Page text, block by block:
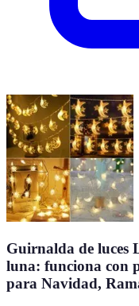
Guirnalda de luces
luna: funciona con
para Navidad,